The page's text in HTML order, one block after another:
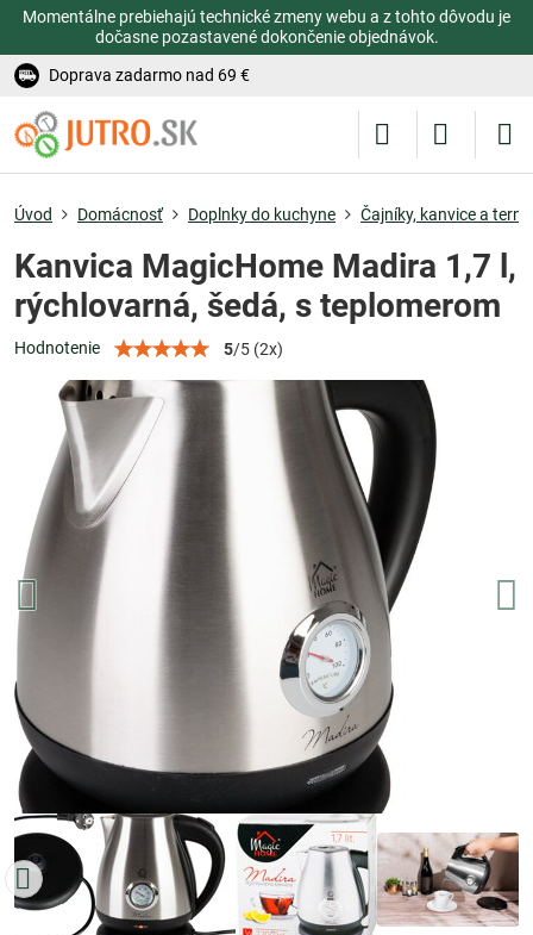
Momentálne prebiehajú technické zmeny webu a z tohto dôvodu je
dočasne pozastavené dokončenie objednávok.
Doprava zadarmo nad 69 €
Úvod Domácnosť Doplnky do kuchyne Čajníky, kanvice a
Kanvica MagicHome Madira 1,7 l,
rýchlovarná, šedá, s teplomerom
Hodnotenie 5/5 (2x)